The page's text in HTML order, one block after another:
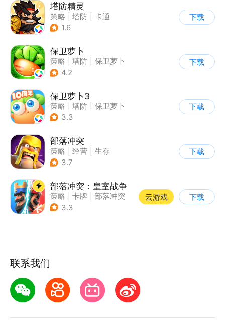
塔防精灵
策略 塔防
卡通
| 自走棋
1.6
下载
保卫萝卜
策略 塔防
保卫萝卜
| 卡通
4.2
下载
保卫萝卜3
策略 塔防
保卫萝卜
| 卡通
3.3
下载
部落冲突
策略 经营
生存
| 部落冲突
3.7
下载
部落冲突：皇室战争
策略 卡牌
部落冲突
| 卡通
3.3
云游戏 下载
联系我们